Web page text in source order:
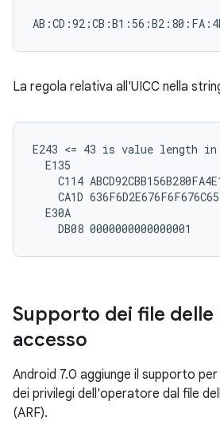
La regola relativa all'UICC nella
E243 <= 43 is value length in
  E135
C114
CA1D
  E30A
Supporto dei file delle
accesso
Android 7.0 aggiunge il supporto
dei privilegi dell'operatore dal file
(ARF).